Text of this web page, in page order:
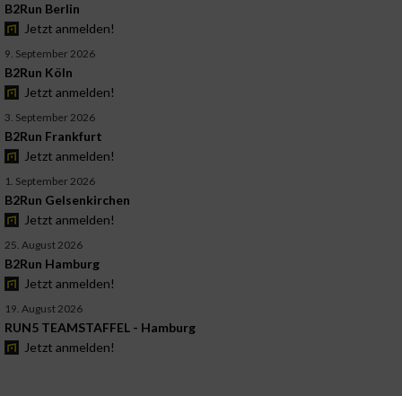
B2Run Berlin
Jetzt anmelden!
9. September 2026
B2Run Köln
Jetzt anmelden!
3. September 2026
B2Run Frankfurt
Jetzt anmelden!
1. September 2026
B2Run Gelsenkirchen
Jetzt anmelden!
25. August 2026
B2Run Hamburg
Jetzt anmelden!
19. August 2026
RUN5 TEAMSTAFFEL - Hamburg
Jetzt anmelden!